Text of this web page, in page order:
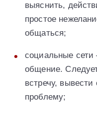
выяснить,
простое
общаться;
социальные сети
общение.
встречу,
проблему;